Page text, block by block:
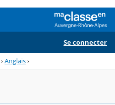
Se connecter
›Anglais›